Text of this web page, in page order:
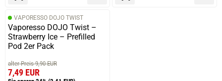
VAPORESSO DOJO TWIST
Vaporesso DOJO Twist –
Strawberry Ice – Prefilled
Pod 2er Pack
alter Preis 9,90 EUR
7,49 EUR